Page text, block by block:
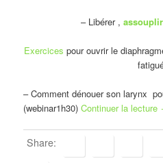
– Libérer , assouplir
Exercices pour ouvrir le
– Comment dénouer son larynx
(webinar1h30)Continuer la lecture
Share: